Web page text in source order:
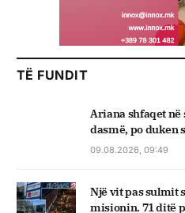
TË FUNDIT
Ariana shfaqet
dasmë, po duken
09.08.2026, 09:49
Një vit pas sulmit
misionin. 71 ditë